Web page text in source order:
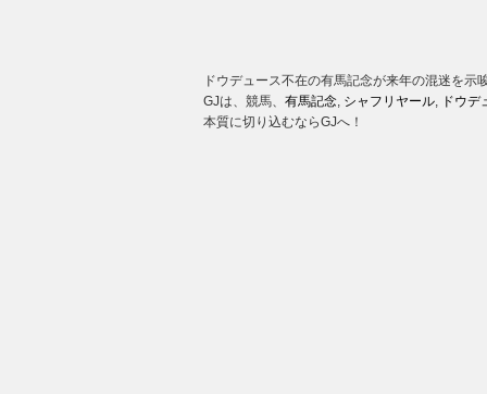
ドウデュース不在の有馬記念が来年の混迷を示
GJは、競馬、 有馬記念 シャフリヤール ドウデ
本質に切り込むならGJへ！